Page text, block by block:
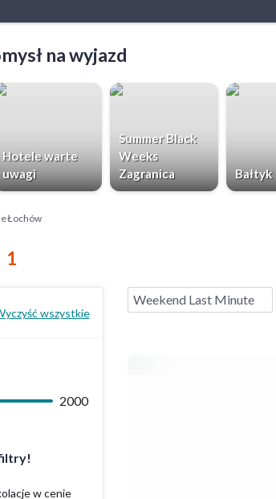
na wyjazd
Hotele warte
uwagi
Summer Black
Weeks
Zagranica
Bałtyk
Łochów
1
wszystkie
2000
w cenie
Weekend Last Minute